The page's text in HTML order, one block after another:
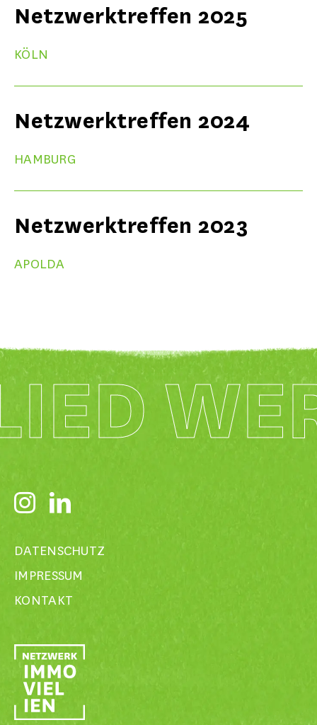
Netzwerktreffen 2025
KÖLN
Netzwerktreffen 2024
HAMBURG
Netzwerktreffen 2023
APOLDA
DATENSCHUTZ
IMPRESSUM
KONTAKT